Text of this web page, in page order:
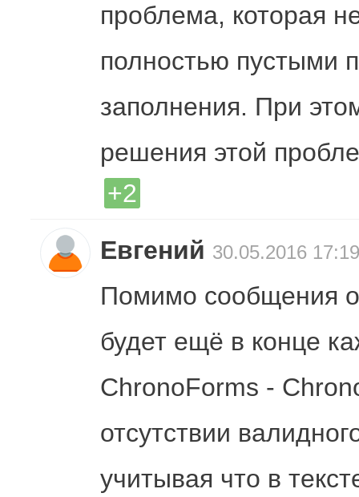
проблема, которая
полностью пустыми
заполнения. При
решения этой
+2
Евгений 30.05.2016 17:19
Помимо сообщения
будет ещё в конце
ChronoForms -
отсутствии
учитывая что в